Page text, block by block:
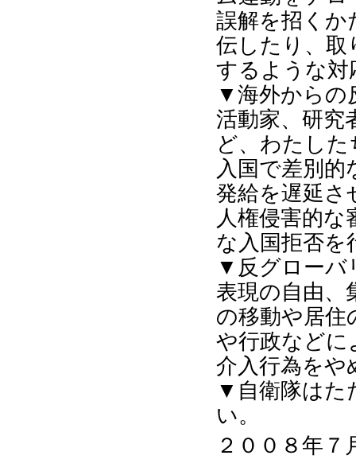
誤解を招くか
伝したり、取
するような対
▼海外からの
活動家、研究
ど、わたし
入国で差別
発給を遅延さ
人権侵害的
な入国拒否を
▼反グローバ
表現の自由、
の移動や居住
や行政などに
介入行為をや
▼自衛隊はた
い。
２００８年７